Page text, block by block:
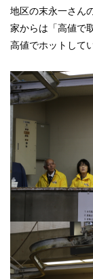
地区の末永一さん
家からは「高値で
高値でホットして